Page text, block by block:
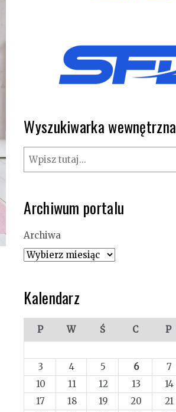
Wyszukiwarka wewnętrzna
Szukaj
Archiwum portalu
Archiwa
Kalendarz
P W Ś C P
3
4 5 6 7
10
11 12 13 14
17
18 19 20 21